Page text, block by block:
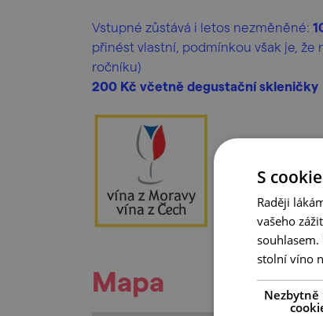
Vstupné zůstává i letos nezměněné:
přinést vlastní, podmínkou však je,
ročníku)
200 Kč včetně degustační skleničky
Mapa
S
Raději
vašeho
stolní víno